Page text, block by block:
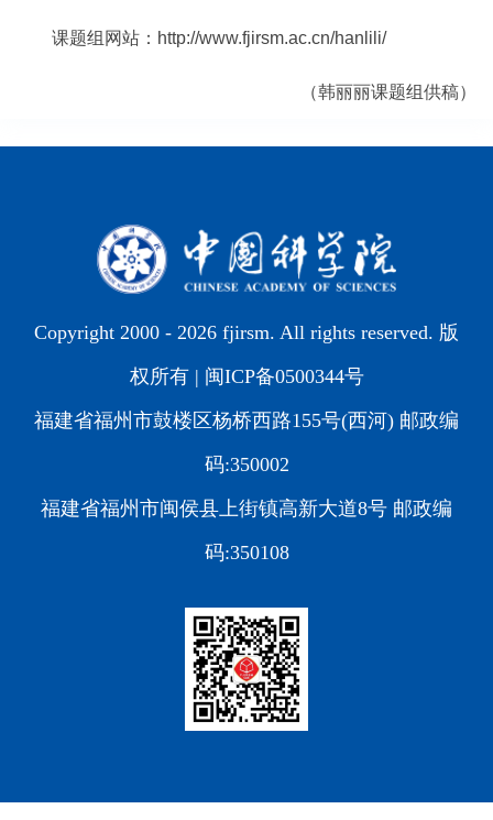
课题组网站： http://www.fjirsm.ac.cn/hanlili/
（韩丽丽课题组供稿）
Copyright 2000 - 2026 fjirsm. All rights reserved. 版
权所有 | 闽ICP备0500344号
福建省福州市鼓楼区杨桥西路155号(西河) 邮政编
码:350002
福建省福州市闽侯县上街镇高新大道8号 邮政编
码:350108